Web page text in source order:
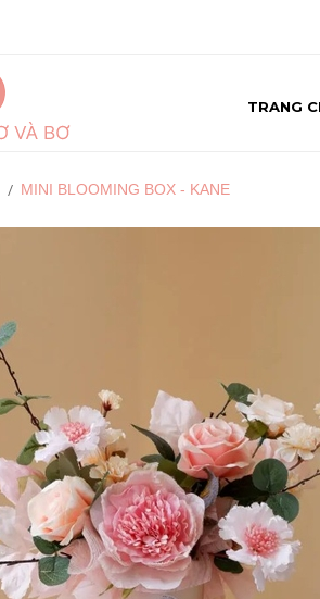
TRANG
MINI BLOOMING BOX - KANE